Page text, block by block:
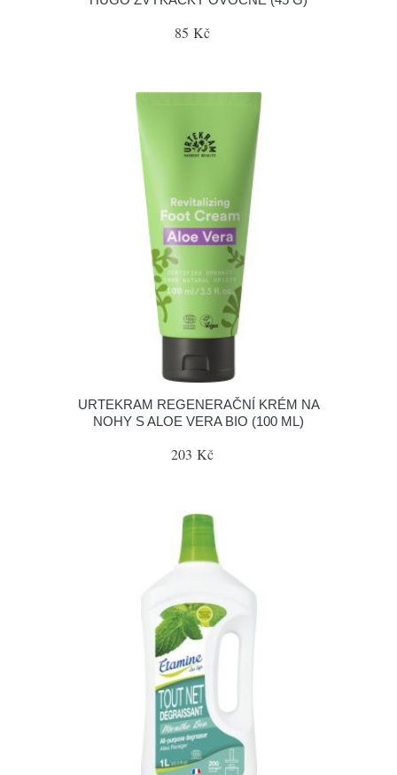
85 Kč
URTEKRAM REGENERAČNÍ KRÉM NA
NOHY S ALOE VERA BIO (100 ML)
203 Kč